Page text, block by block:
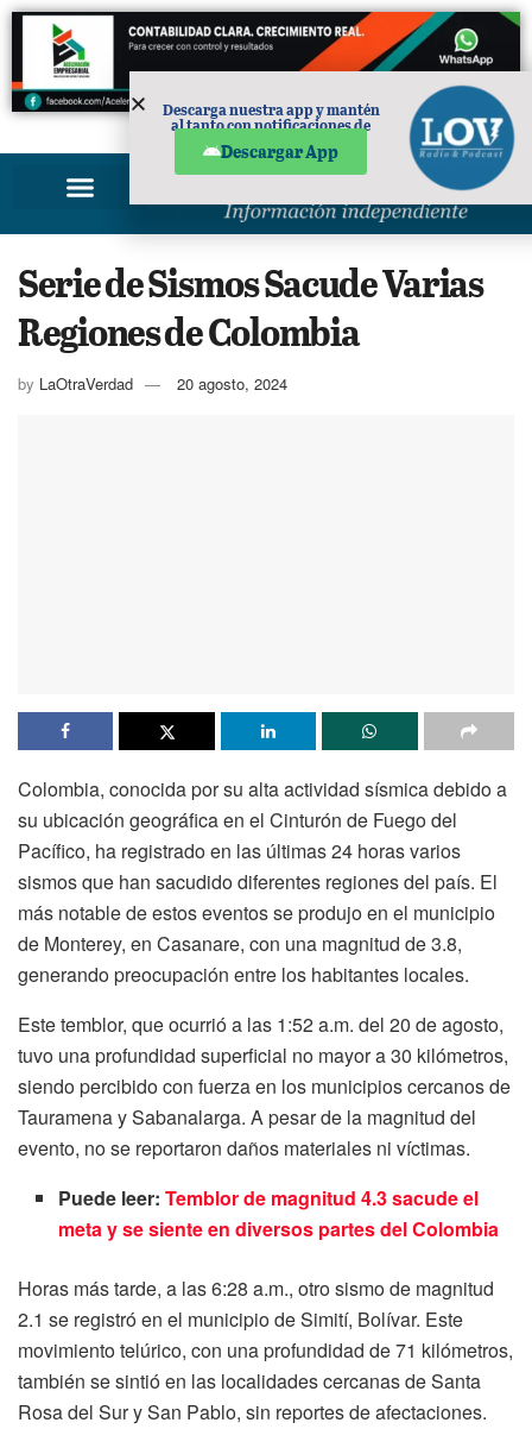
PUBLICIDAD
Serie de Sismos Sacude Varias
Regiones de Colombia
by LaOtraVerdad 20 agosto, 2024
Colombia, conocida por su alta actividad sísmica debido a
su ubicación geográfica en el Cinturón de Fuego del
Pacífico, ha registrado en las últimas 24 horas varios
sismos que han sacudido diferentes regiones del país. El
más notable de estos eventos se produjo en el municipio
de Monterey, en Casanare, con una magnitud de 3.8,
generando preocupación entre los habitantes locales.
Este temblor, que ocurrió a las 1:52 a.m. del 20 de agosto,
tuvo una profundidad superficial no mayor a 30 kilómetros,
siendo percibido con fuerza en los municipios cercanos de
Tauramena y Sabanalarga. A pesar de la magnitud del
evento, no se reportaron daños materiales ni víctimas.
Puede leer:Temblor de magnitud 4.3 sacude el
meta y se siente en diversos partes del Colombia
Horas más tarde, a las 6:28 a.m., otro sismo de magnitud
2.1 se registró en el municipio de Simití, Bolívar. Este
movimiento telúrico, con una profundidad de 71 kilómetros,
también se sintió en las localidades cercanas de Santa
Rosa del Sur y San Pablo, sin reportes de afectaciones.
Descarga nuestra app y mantén
al tanto con notificaciones de
Descargar App